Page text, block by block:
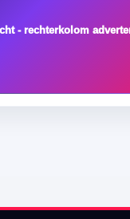
- rechterkolom